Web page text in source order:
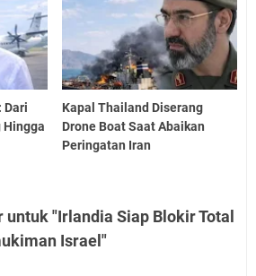
Dari
Hingga
Kapal Thailand Diserang
Drone Boat Saat Abaikan
Peringatan Iran
untuk "Irlandia Siap Blokir Total
Israel"